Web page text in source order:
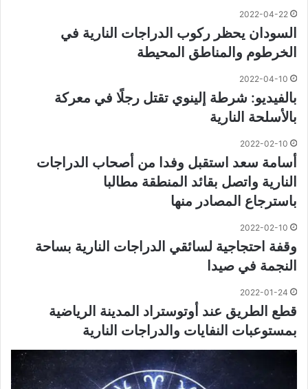
2022-04-22
السودان يحظر ركوب الدراجات النارية في
الخرطوم والمناطق المحيطة
2022-04-10
بالفيديو: شرطة إلينوي تقتل رجلًا في معركة
بالأسلحة النارية
2022-02-10
أسامة سعد استقبل وفدا من أصحاب الدراجات
النارية واتصل بقائد المنطقة مطالبا
باسترجاع المصادر منها
2022-02-10
وقفة احتجاجية لسائقي الدراجات النارية بساحة
النجمة في صيدا
2022-01-24
قطع الطريق عند أوتوستراد المدينة الرياضية
بمستوعبات النفايات والدراجات النارية